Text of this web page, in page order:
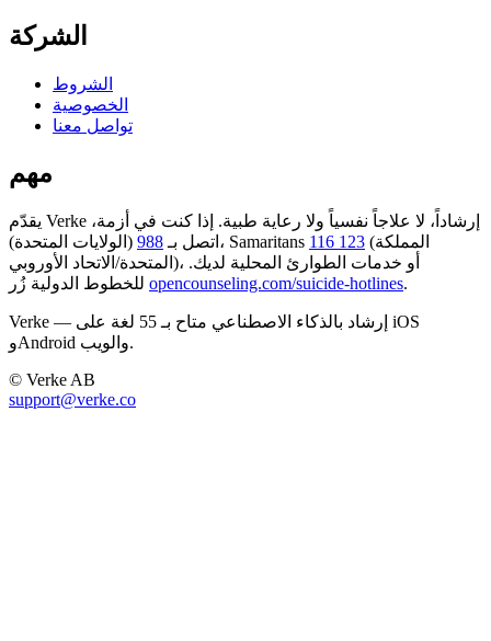
الشركة
الشروط
الخصوصية
تواصل معنا
مهم
يقدّم Verke إرشاداً، لا علاجاً نفسياً ولا رعاية طبية. إذا كنت في أزمة،
اتصل بـ 988 (الولايات المتحدة)، Samaritans 116 123 (المملكة
المتحدة/الاتحاد الأوروبي)، أو خدمات الطوارئ المحلية لديك.
للخطوط الدولية زُر opencounseling.com/suicide-hotlines.
Verke — إرشاد بالذكاء الاصطناعي متاح بـ 55 لغة على iOS
وAndroid والويب.
© Verke AB
support@verke.co